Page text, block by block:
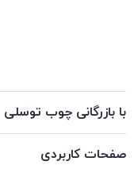
با بازرگانی چوب توسلی
صفحات کاربردی